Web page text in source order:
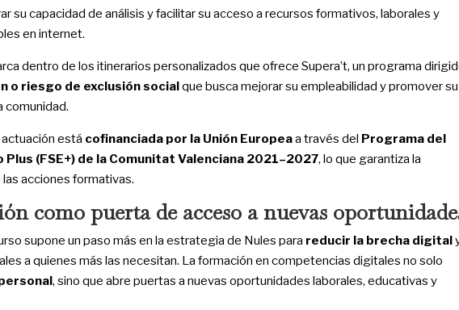
su capacidad de análisis y facilitar su acceso a recursos formativos, laborales y
en internet.
dentro de los itinerarios personalizados que ofrece Supera’t, un programa
o riesgo de exclusión socialque busca mejorar su empleabilidad y promover su
comunidad.
está cofinanciada por la Unión Europeaa través del Programa del
Plus (FSE+) de la Comunitat Valenciana 2021–2027, lo que garantiza la
acciones formativas.
como puerta de acceso a nuevas
supone un paso más en la estrategia de Nules para reducir la brecha digital
a quienes más las necesitan. La formación en competencias digitales no solo
, sino que abre puertas a nuevas oportunidades laborales, educativas y